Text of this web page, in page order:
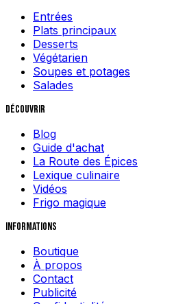
Entrées
Plats principaux
Desserts
Végétarien
Soupes et potages
Salades
Découvrir
Blog
Guide d'achat
La Route des Épices
Lexique culinaire
Vidéos
Frigo magique
Informations
Boutique
À propos
Contact
Publicité